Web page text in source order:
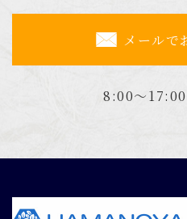
メールで
8:00～